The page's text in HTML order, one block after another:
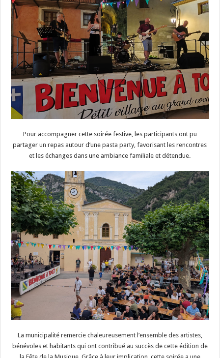
Pour accompagner cette soirée festive, les participants ont pu
partager un repas autour d’une pasta party, favorisant les rencontres
et les échanges dans une ambiance familiale et détendue.
La municipalité remercie chaleureusement l’ensemble des artistes,
bénévoles et habitants qui ont contribué au succès de cette édition de